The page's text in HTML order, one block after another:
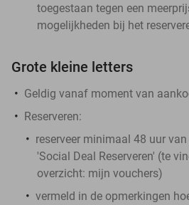
toegestaan tegen een
mogelijkheden bij het
Grote kleine letters
Geldig vanaf moment van
Reserveren:
reserveer minimaal 48 uur
'Social Deal Reserveren' (te
overzicht: mijn vouchers)
vermeld in de opmerkingen